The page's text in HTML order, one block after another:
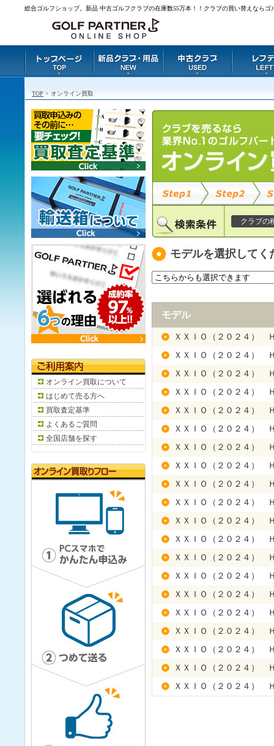
総合ゴルフショップ。新品 中古ゴルフクラブの在庫数55万本！！クラブの買い替えなら
TOP > オンライン買取
クラブの
モデルを選択してく
モデル
ＸＸＩＯ（２０２４）
ＸＸＩＯ（２０２４）
ＸＸＩＯ（２０２４）
ＸＸＩＯ（２０２４）
ＸＸＩＯ（２０２４）
ＸＸＩＯ（２０２４）
ＸＸＩＯ（２０２４）
ＸＸＩＯ（２０２４）
ＸＸＩＯ（２０２４）
ＸＸＩＯ（２０２４）
ＸＸＩＯ（２０２４）
ＸＸＩＯ（２０２４）
ＸＸＩＯ（２０２４）
ＸＸＩＯ（２０２４）
ＸＸＩＯ（２０２４）
ＸＸＩＯ（２０２４）
ＸＸＩＯ（２０２４）
ＸＸＩＯ（２０２４）
ＸＸＩＯ（２０２４）
ＸＸＩＯ（２０２４）
オンライン買取について
はじめて売る方へ
買取査定基準
よくあるご質問
全国店舗を探す